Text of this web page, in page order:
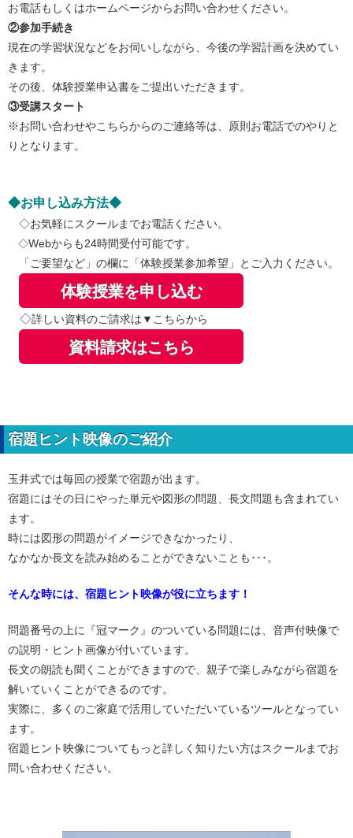
お電話もしくはホームページからお問い合わせください。
②参加手続き
現在の学習状況などをお伺いしながら、今後の学習計画を決めてい
きます。
その後、体験授業申込書をご提出いただきます。
③受講スタート
※お問い合わせやこちらからのご連絡等は、原則お電話でのやりと
りとなります。
◆お申し込み方法◆
◇お気軽にスクールまでお電話ください。
◇Webからも24時間受付可能です。
「ご要望など」の欄に「体験授業参加希望」とご入力ください。
体験授業を申し込む
◇詳しい資料のご請求は▼こちらから
資料請求はこちら
宿題ヒント映像のご紹介
玉井式では毎回の授業で宿題が出ます。
宿題にはその日にやった単元や図形の問題、長文問題も含まれてい
ます。
時には図形の問題がイメージできなかったり、
なかなか長文を読み始めることができないことも･･･。
そんな時には、宿題ヒント映像が役に立ちます！
問題番号の上に『冠マーク』のついている問題には、音声付映像で
の説明・ヒント画像が付いています。
長文の朗読も聞くことができますので、親子で楽しみながら宿題を
解いていくことができるのです。
実際に、多くのご家庭で活用していただいているツールとなってい
ます。
宿題ヒント映像についてもっと詳しく知りたい方はスクールまでお
問い合わせください。